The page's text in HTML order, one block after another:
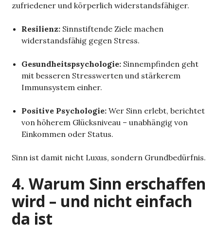
zufriedener und körperlich widerstandsfähiger.
Resilienz: Sinnstiftende Ziele machen
widerstandsfähig gegen Stress.
Gesundheitspsychologie: Sinnempfinden geht
mit besseren Stresswerten und stärkerem
Immunsystem einher.
Positive Psychologie: Wer Sinn erlebt, berichtet
von höherem Glücksniveau – unabhängig von
Einkommen oder Status.
Sinn ist damit nicht Luxus, sondern Grundbedürfnis.
4. Warum Sinn erschaffen
wird – und nicht einfach
da ist